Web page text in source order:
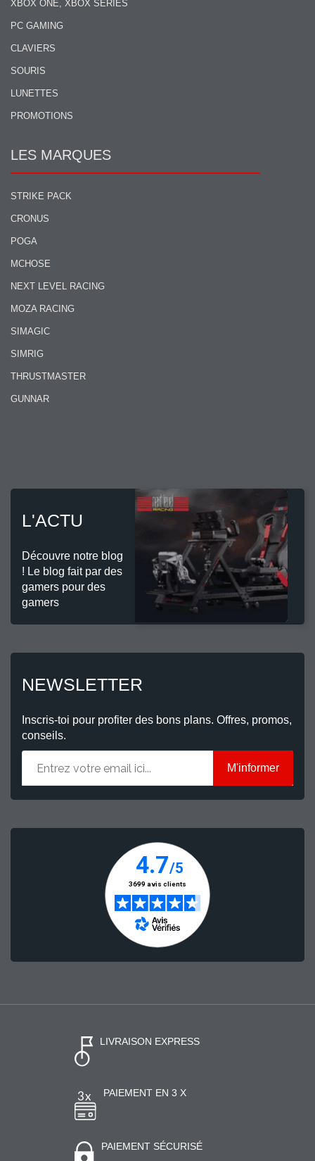
XBOX ONE, XBOX SERIES
PC GAMING
CLAVIERS
SOURIS
LUNETTES
PROMOTIONS
LES MARQUES
STRIKE PACK
CRONUS
POGA
MCHOSE
NEXT LEVEL RACING
MOZA RACING
SIMAGIC
SIMRIG
THRUSTMASTER
GUNNAR
L'ACTU
Découvre notre blog
! Le blog fait par des
gamers pour des
gamers
NEWSLETTER
Inscris-toi pour profiter des bons plans. Offres, promos,
conseils.
M'informer
LIVRAISON EXPRESS
PAIEMENT EN 3 X
PAIEMENT SÉCURISÉ